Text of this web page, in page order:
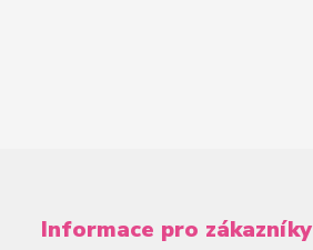
Informace pro zákazníky